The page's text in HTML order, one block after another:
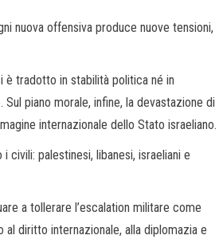
nuova offensiva produce nuove tensioni,
è tradotto in stabilità politica né in
piano morale, infine, la devastazione di
internazionale dello Stato israeliano.
palestinesi, libanesi, israeliani e
a tollerare l’escalation militare come
diritto internazionale, alla diplomazia e